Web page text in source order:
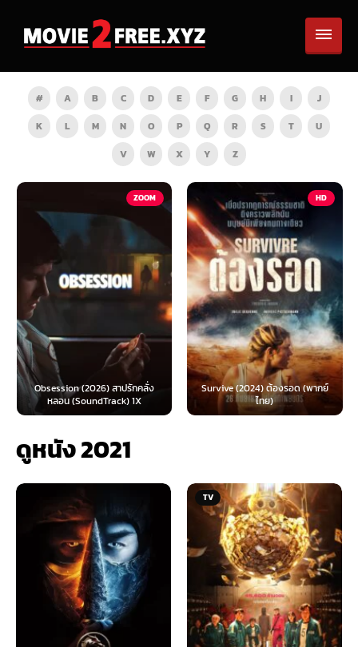
# A B C D E F G H I
J
K
L M N O P Q R S T
U
V
W X Y Z
ZOOM
Obsession (2026) สาปรักคลั่ง
หลอน (SoundTrack) 1X
HD
Survive (2024) ต้องรอด (พากย์
ไทย)
ดูหนัง 2021
TV